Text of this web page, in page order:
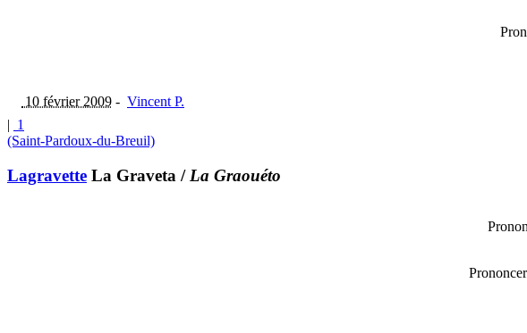
10 février 2009 - Vincent P.
| 1
(Saint-Pardoux-du-Breuil)
Lagravette La Graveta / La Graouéto